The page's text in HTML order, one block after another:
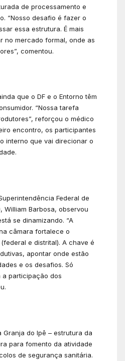
de processamento e
“Nosso desafio é fazer o
essa estrutura. É mais
no mercado formal, onde as
comentou.
que o DF e o Entorno têm
“Nossa tarefa
reforçou o médico
encontro, os participantes
interno que vai direcionar o
Federal de
William Barbosa, observou
se dinamizando. “A
câmara fortalece o
e distrital). A chave é
apontar onde estão
e os desafios. Só
a participação dos
do Ipê – estrutura da
para fomento da atividade
de segurança sanitária.